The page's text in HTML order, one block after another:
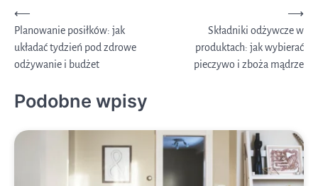
Nawigacja
wpisu
⟵
Planowanie posiłków: jak
układać tydzień pod zdrowe
odżywanie i budżet
Składniki odżywcze w
produktach: jak wybierać
pieczywo i zboża mądrze
⟶
Podobne wpisy